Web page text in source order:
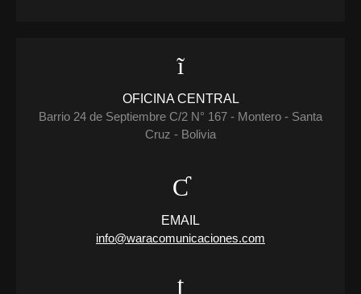
OFICINA CENTRAL
Barrio 24 de Septiembre C/2 N° 167 - Montero - Santa
Cruz - Bolivia
EMAIL
info@waracomunicaciones.com